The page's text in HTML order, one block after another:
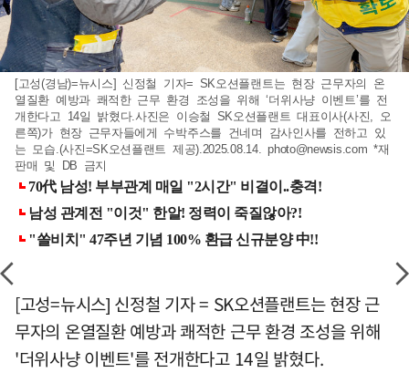
[고성(경남)=뉴시스] 신정철 기자= SK오션플랜트는 현장 근무자의 온
열질환 예방과 쾌적한 근무 환경 조성을 위해 ‘더위사냥 이벤트’를 전
개한다고 14일 밝혔다.사진은 이승철 SK오션플랜트 대표이사(사진, 오
른쪽)가 현장 근무자들에게 수박주스를 건네며 감사인사를 전하고 있
는 모습.(사진=SK오션플랜트 제공).2025.08.14.photo@newsis.com *재
판매 및 DB 금지
[고성=뉴시스] 신정철 기자 = SK오션플랜트는 현장 근
무자의 온열질환 예방과 쾌적한 근무 환경 조성을 위해
'더위사냥 이벤트'를 전개한다고 14일 밝혔다.